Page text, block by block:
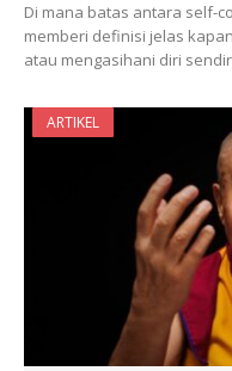
Di mana batas antara self-
memberi definisi jelas
atau mengasihani diri
ARTIKEL